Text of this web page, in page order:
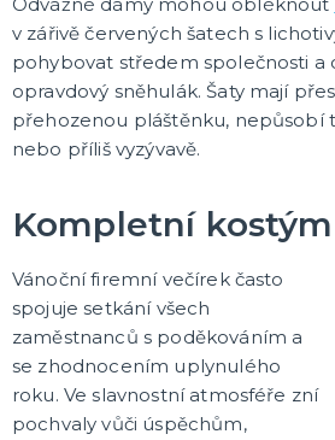
Odvážné dámy mohou obléknout
v zářivě červených šatech s
pohybovat středem společnosti a
opravdový sněhulák. Šaty mají
přehozenou pláštěnku, nepůsobí
nebo příliš vyzývavě.
Kompletní kostým
Vánoční firemní večírek často
spojuje setkání všech
zaměstnanců s poděkováním a
se zhodnocením uplynulého
roku. Ve slavnostní atmosféře zní
pochvaly vůči úspěchům,